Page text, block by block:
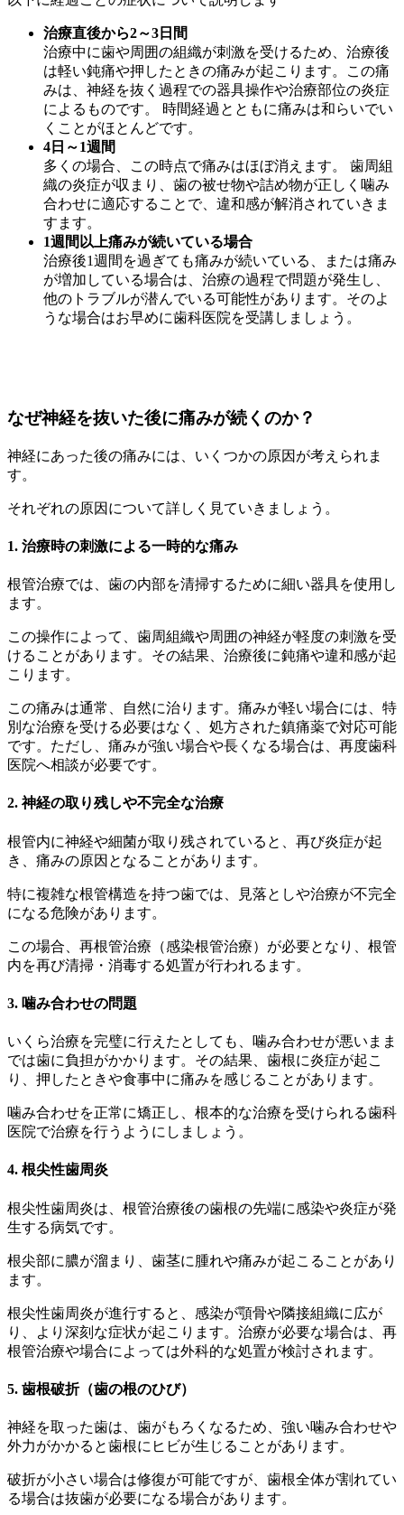
治療直後から2～3日間
治療中に歯や周囲の組織が刺激を受けるため、治療後
は軽い鈍痛や押したときの痛みが起こります。この痛
みは、神経を抜く過程での器具操作や治療部位の炎症
によるものです。 時間経過とともに痛みは和らいでい
くことがほとんどです。
4日～1週間
多くの場合、この時点で痛みはほぼ消えます。 歯周組
織の炎症が収まり、歯の被せ物や詰め物が正しく噛み
合わせに適応することで、違和感が解消されていきま
すます。
1週間以上痛みが続いている場合
治療後1週間を過ぎても痛みが続いている、または痛み
が増加している場合は、治療の過程で問題が発生し、
他のトラブルが潜んでいる可能性があります。そのよ
うな場合はお早めに歯科医院を受講しましょう。
なぜ神経を抜いた後に痛みが続くのか？
神経にあった後の痛みには、いくつかの原因が考えられま
す。
それぞれの原因について詳しく見ていきましょう。
1. 治療時の刺激による一時的な痛み
根管治療では、歯の内部を清掃するために細い器具を使用し
ます。
この操作によって、歯周組織や周囲の神経が軽度の刺激を受
けることがあります。その結果、治療後に鈍痛や違和感が起
こります。
この痛みは通常、自然に治ります。痛みが軽い場合には、特
別な治療を受ける必要はなく、処方された鎮痛薬で対応可能
です。ただし、痛みが強い場合や長くなる場合は、再度歯科
医院へ相談が必要です。
2. 神経の取り残しや不完全な治療
根管内に神経や細菌が取り残されていると、再び炎症が起
き、痛みの原因となることがあります。
特に複雑な根管構造を持つ歯では、見落としや治療が不完全
になる危険があります。
この場合、再根管治療（感染根管治療）が必要となり、根管
内を再び清掃・消毒する処置が行われるます。
3. 噛み合わせの問題
いくら治療を完璧に行えたとしても、噛み合わせが悪いまま
では歯に負担がかかります。その結果、歯根に炎症が起こ
り、押したときや食事中に痛みを感じることがあります。
噛み合わせを正常に矯正し、根本的な治療を受けられる歯科
医院で治療を行うようにしましょう。
4. 根尖性歯周炎
根尖性歯周炎は、根管治療後の歯根の先端に感染や炎症が発
生する病気です。
根尖部に膿が溜まり、歯茎に腫れや痛みが起こることがあり
ます。
根尖性歯周炎が進行すると、感染が顎骨や隣接組織に広が
り、より深刻な症状が起こります。治療が必要な場合は、再
根管治療や場合によっては外科的な処置が検討されます。
5. 歯根破折（歯の根のひび）
神経を取った歯は、歯がもろくなるため、強い噛み合わせや
外力がかかると歯根にヒビが生じることがあります。
破折が小さい場合は修復が可能ですが、歯根全体が割れてい
る場合は抜歯が必要になる場合があります。